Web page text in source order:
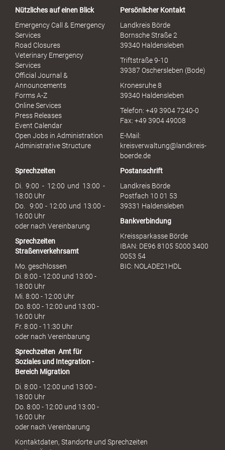
u
h
Nützliches auf einen Blick
Emergency Call & Emergency
Services
Road Closures
Veterinary Emergency
Services
Official Journal &
Announcements
Forms A-Z
Online Services
Press Releases
Event Calendar
Open Jobs in Administration
Administrative Structure
Persönlicher Kontakt
Landkreis Börde
Bornsche Straße 2
39340 Haldensleben
Triftstraße 9-10
39387 Oschersleben (Bode)
Kronesruhe 8
39340 Haldensleben
Telefon: +49 3904 7240-0
Fax: +49 3904 49008
E-Mail:
kreisverwaltung@landkreis-
boerde.de
Sprechzeiten
Di. 9:00 - 12:00 und 13:00 -
18:00 Uhr
Do. 9:00 - 12:00 und 13:00 -
16:00 Uhr
oder nach Vereinbarung
Sprechzeiten
Straßenverkehrsamt
Mo. geschlossen
Di. 8:00 - 12:00 und 13:00 -
18:00 Uhr
Mi. 8:00 - 12:00 Uhr
Do. 8:00 - 12:00 und 13:00 -
16:00 Uhr
Fr. 8:00 - 11:30 Uhr
oder nach Vereinbarung
Sprechzeiten Amt für
Soziales und Integration -
Bereich Migration
Di. 8:00 - 12:00 und 13:00 -
18:00 Uhr
Do. 8:00 - 12:00 und 13:00 -
16:00 Uhr
oder nach Vereinbarung
Postanschrift
Landkreis Börde
Postfach 10 01 53
39331 Haldensleben
Bankverbindung
Kreissparkasse Börde
IBAN: DE96 8105 5000 3400
0053 54
BIC: NOLADE21HDL
Kontaktdaten, Standorte und Sprechzeiten